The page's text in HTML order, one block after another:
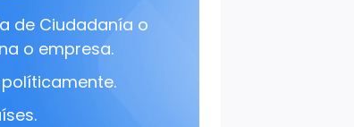
de Ciudadanía o
o empresa.